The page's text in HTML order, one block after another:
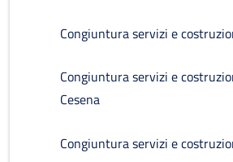
Congiuntura servizi e
Congiuntura servizi e
Cesena
Congiuntura servizi e